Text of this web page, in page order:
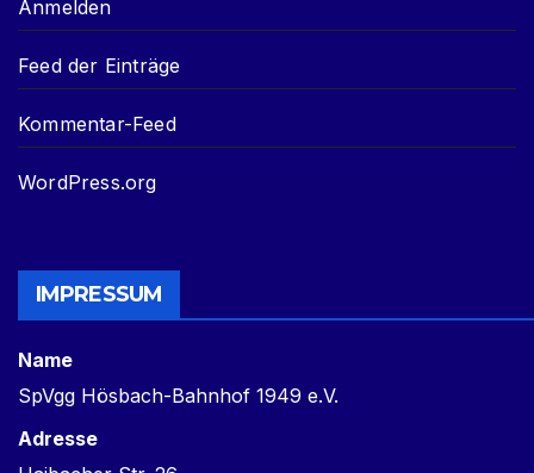
Anmelden
Feed der Einträge
Kommentar-Feed
WordPress.org
IMPRESSUM
Name
SpVgg Hösbach-Bahnhof 1949 e.V.
Adresse